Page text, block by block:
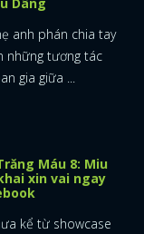
Dâng
anh phán chia tay
những tương tác
gia giữa ...
Máu 8: Miu
xin vai ngay
kể từ showcase